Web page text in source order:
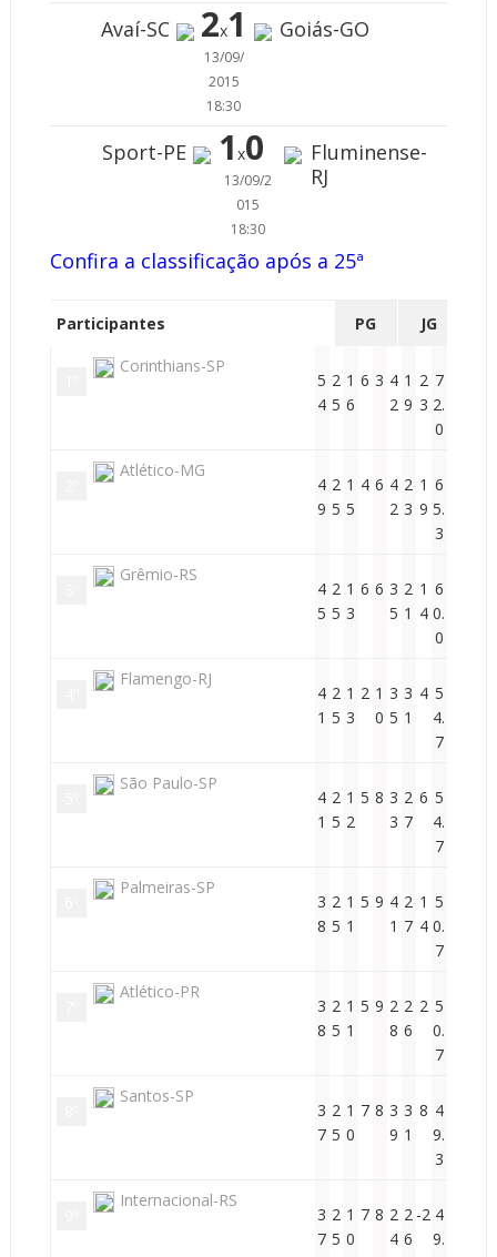
Avaí-SC 2x1
13/09/
2015
18:30
Goiás-GO
Sport-PE 1 x0
13/09/2
015
18:30
Fluminense-
RJ
Confira a classificação após a 25ª
Participantes PG JG
Corinthians-SP
5
4
2
5
1
6
6 3 4
2
1
9
2
3
7
2.
0
Atlético-MG
4
9
2
5
1
5
4 6 4
2
2
3
1
9
6
5.
3
Grêmio-RS
4
5
2
5
1
3
6 6 3
5
2
1
1
4
6
0.
0
Flamengo-RJ
4
1
2
5
1
3
2 1
0
3
5
3
1
4 5
4.
7
São Paulo-SP
4
1
2
5
1
2
5 8 3
3
2
7
6 5
4.
7
Palmeiras-SP
3
8
2
5
1
1
5 9 4
1
2
7
1
4
5
0.
7
Atlético-PR
3
8
2
5
1
1
5 9 2
8
2
6
2 5
0.
7
Santos-SP
3
7
2
5
1
0
7 8 3
9
3
1
8 4
9.
3
Internacional-RS
3
7
2
5
1
0
7 8 2
4
2
6
-2 4
9.